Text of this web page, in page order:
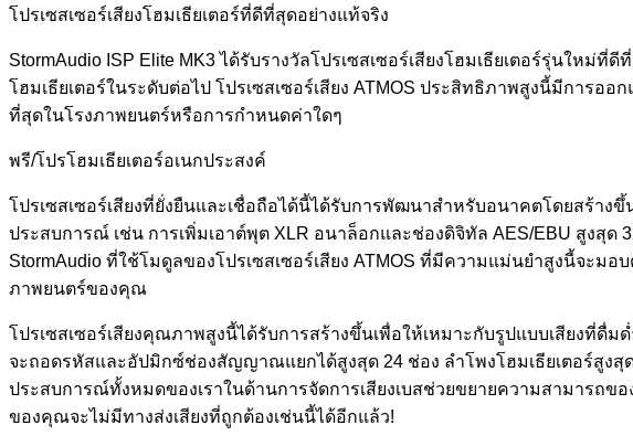
โปรเซสเซอร์เสียงโฮมเธียเตอร์ที่ดีที่สุดอย่างแท้จริง
StormAudio ISP Elite MK3 ได้รับรางวัลโปรเซสเซอร์เสียงโฮมเธียเตอร์รุ่นใ
โฮมเธียเตอร์ในระดับต่อไป โปรเซสเซอร์เสียง ATMOS ประสิทธิภาพสูงนี้มีการ
ที่สุดในโรงภาพยนตร์หรือการกำหนดค่าใดๆ
พรี/โปรโฮมเธียเตอร์อเนกประสงค์
โปรเซสเซอร์เสียงที่ยั่งยืนและเชื่อถือได้นี้ได้รับการพัฒนาสำหรับอนาคตโดยสร้าง
ประสบการณ์ เช่น การเพิ่มเอาต์พุต XLR อนาล็อกและช่องดิจิทัล AES/EBU สูงสุด
StormAudio ที่ใช้โมดูลของโปรเซสเซอร์เสียง ATMOS ที่มีความแม่นยำสูงนี้จะ
ภาพยนตร์ของคุณ
โปรเซสเซอร์เสียงคุณภาพสูงนี้ได้รับการสร้างขึ้นเพื่อให้เหมาะกับรูปแบบเสียงที่ดื่ม
จะถอดรหัสและอัปมิกซ์ช่องสัญญาณแยกได้สูงสุด 24 ช่อง ลำโพงโฮมเธียเตอร์สูงสุ
ประสบการณ์ทั้งหมดของเราในด้านการจัดการเสียงเบสช่วยขยายความสามารถขอ
ของคุณจะไม่มีทางส่งเสียงที่ถูกต้องเช่นนี้ได้อีกแล้ว!